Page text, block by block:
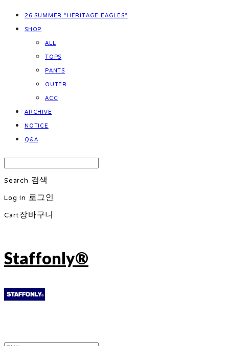
26 SUMMER "HERITAGE EAGLES"
SHOP
ALL
TOPS
PANTS
OUTER
ACC
ARCHIVE
NOTICE
Q&A
Search 검색
Log In 로그인
Cart장바구니
Staffonly®